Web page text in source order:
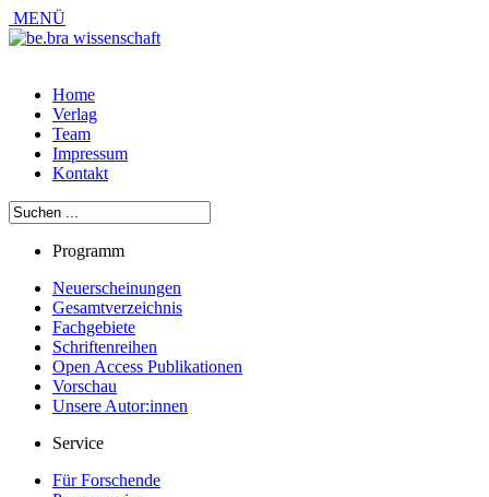
MENÜ
Home
Verlag
Team
Impressum
Kontakt
Programm
Neuerscheinungen
Gesamtverzeichnis
Fachgebiete
Schriftenreihen
Open Access Publikationen
Vorschau
Unsere Autor:innen
Service
Für Forschende